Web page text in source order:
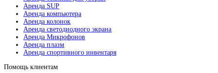
Аренда SUP
Аренда компьютера
Аренда колонок
Аренда светодиодного экрана
Аренда Микрофонов
Аренда плазм
Аренда спортивного инвентаря
Помощь клиентам